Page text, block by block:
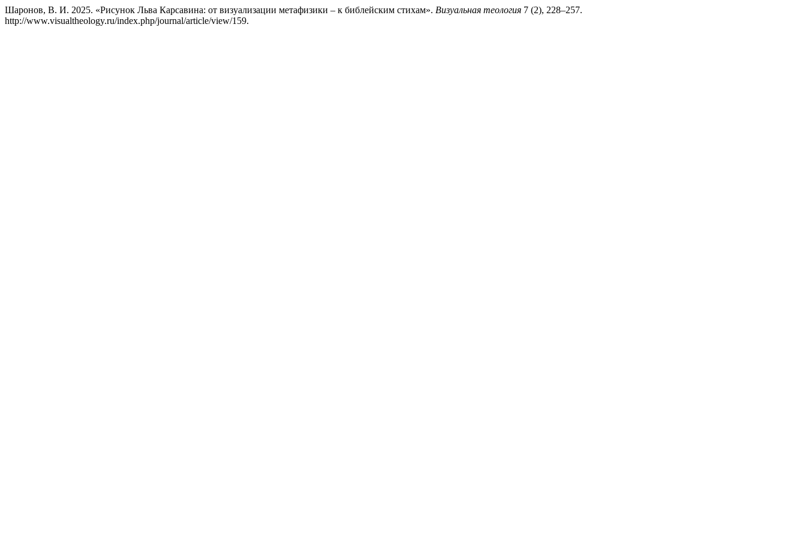
Шаронов, В. И. 2025. «Рисунок Льва Карсавина: от визуализации метафизики – к библейским стихам». Визуальная теология 7 (2), 228–257.
http://www.visualtheology.ru/index.php/journal/article/view/159.